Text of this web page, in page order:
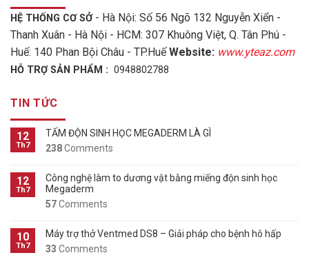
HỆ THỐNG CƠ SỞ - Hà Nội: Số 56 Ngõ 132 Nguyễn Xiển -
Thanh Xuân - Hà Nội - HCM: 307 Khuông Việt, Q. Tân Phú -
Huế: 140 Phan Bội Châu - TP.HuếWebsite: www.yteaz.com
HỖ TRỢ SẢN PHẨM : 0948802788
TIN TỨC
12
Th7
TẤM ĐỘN SINH HỌC MEGADERM LÀ GÌ
238Comments
12
Th7
Công nghệ làm to dương vật bằng miếng độn sinh học
Megaderm
57Comments
10
Th7
Máy trợ thở Ventmed DS8 – Giải pháp cho bệnh hô hấp
33 Comments